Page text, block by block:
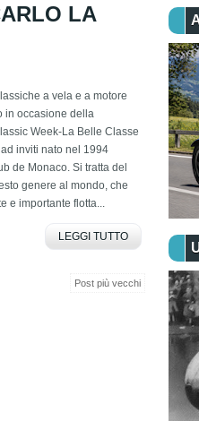
LA
a vela e a motore
in occasione della
Week-La Belle Classe
inviti nato nel 1994
de Monaco. Si tratta del
genere al mondo, che
importante flotta...
LEGGI TUTTO
Post più vecchi